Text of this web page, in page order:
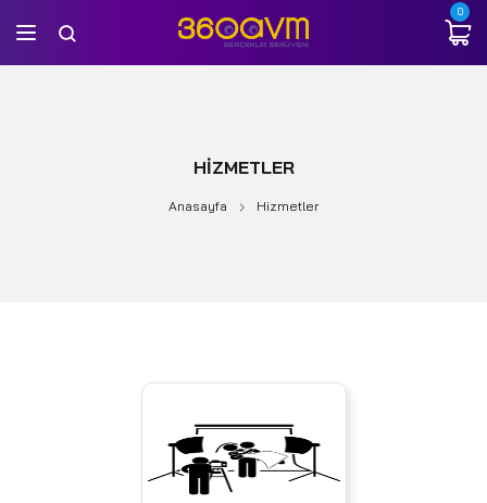
0
HIZMETLER
Anasayfa Hizmetler